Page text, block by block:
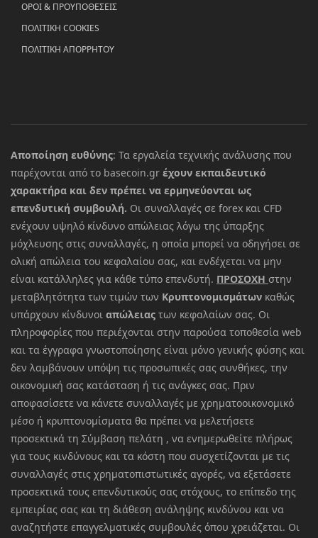
ΟΡΟΙ & ΠΡΟΥΠΟΘΕΣΕΙΣ
ΠΟΛΙΤΙΚΗ COOKIES
ΠΟΛΙΤΙΚΗ ΑΠΟΡΡΗΤΟΥ
Αποποίηση ευθύνης: Τα εργαλεία τεχνικής ανάλυσης που
παρέχονται από το basecoin.gr έχουν εκπαιδευτικό
χαρακτήρα και δεν πρέπει να ερμηνεύονται ως
επενδυτική συμβουλή. Οι συναλλαγές σε forex και CFD
ενέχουν υψηλό κίνδυνο απώλειας λόγω της ύπαρξης
μόχλευσης στις συναλλαγές, η οποία μπορεί να οδηγήσει σε
ολική απώλεια του κεφαλαίου σας, και ενδέχεται να μην
είναι κατάλληλες για κάθε τύπο επενδυτή. ΠΡΟΣΟΧΗ στην
μεταβλητότητα των τιμών των Κρυπτονομισμάτων καθώς
υπάρχουν κίνδυνοι απώλειας των κεφαλαίων σας. Οι
πληροφορίες που περιέχονται στην παρούσα τοποθεσία web
και τα έγγραφα γνωστοποίησης είναι μόνο γενικής φύσης και
δεν λαμβάνουν υπόψη τις προσωπικές σας συνθήκες, την
οικονομική σας κατάσταση ή τις ανάγκες σας. Πριν
αποφασίσετε να κάνετε συναλλαγές με χρηματοοικονομικό
μέσο ή κρυπτονομίσματα θα πρέπει να μελετήσετε
προσεκτικά τη Σύμβαση πελάτη , να ενημερωθείτε πλήρως
για τους κινδύνους και τα κόστη που συσχετίζονται με τις
συναλλαγές στις χρηματοπιστωτικές αγορές, να εξετάσετε
προσεκτικά τους επενδυτικούς σας στόχους, το επίπεδο της
εμπειρίας σας και τη διάθεση ανάληψης κινδύνου και να
αναζητήστε επαγγελματικές συμβουλές όπου χρειάζεται. Οι